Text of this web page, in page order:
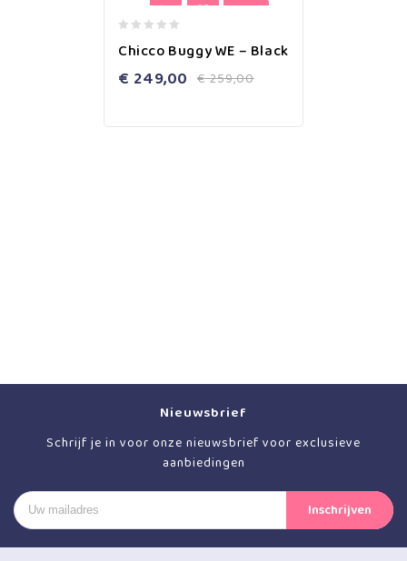
-4%
out
5
Chicco Buggy WE – Black
€259,00
€ 249,00
Nieuwsbrief
Schrijf je in voor onze nieuwsbrief voor exclusieve
aanbiedingen